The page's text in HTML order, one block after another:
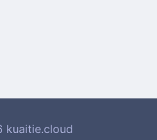
kuaitie.cloud